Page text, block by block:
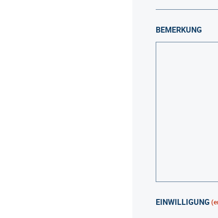
BEMERKUNG
EINWILLIGUNG